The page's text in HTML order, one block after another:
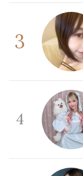
3
4